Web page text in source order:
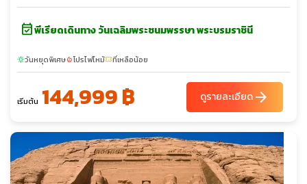
event_availableพีเรียดเดินทาง วันเฉลิมพระชนมพรรษา พระบรมราชินี
sunnyวันหยุดพิเศษlocal_fire_departmentโปรไฟไหม้confirmation_numberที่เหลือน้อย
เริ่มต้น 144,999 ฿ ดูรายละเอียดarrow_forward